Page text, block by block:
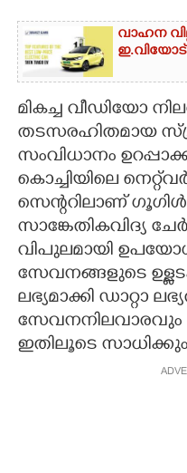
വാഹന
ഇ.വിയോട്
മികച്ച വീഡിയോ
തടസരഹിതമായ
സംവിധാനം
കൊച്ചിയിലെ
സെന്ററിലാണ്
സാങ്കേതികവിദ്യ
വിപുലമായി
സേവനങ്ങളുടെ
ലഭ്യമാക്കി ഡാറ്റാ
സേവനനിലവാരവും
ഇതിലൂടെ